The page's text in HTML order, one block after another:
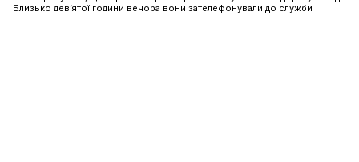
Близько дев’ятої години вечора вони зателефонували до служби